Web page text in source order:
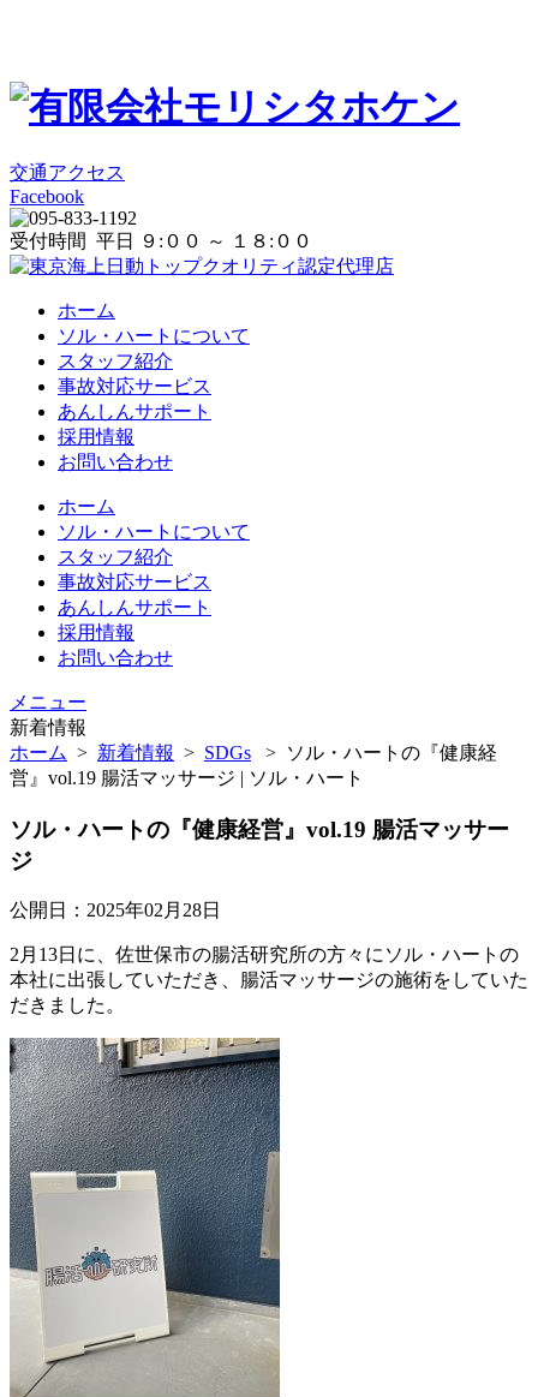
交通アクセス
Facebook
受付時間 平日 ９:００ ～ １８:００
ホーム
ソル・ハートについて
スタッフ紹介
事故対応サービス
あんしんサポート
採用情報
お問い合わせ
ホーム
ソル・ハートについて
スタッフ紹介
事故対応サービス
あんしんサポート
採用情報
お問い合わせ
メニュー
新着情報
ホーム > 新着情報 > SDGs > ソル・ハートの『健康経
営』vol.19 腸活マッサージ | ソル・ハート
ソル・ハートの『健康経営』vol.19 腸活マッサー
ジ
公開日：2025年02月28日
2月13日に、佐世保市の腸活研究所の方々にソル・ハートの
本社に出張していただき、腸活マッサージの施術をしていた
だきました。